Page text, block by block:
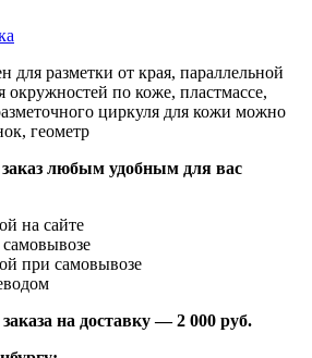
для разметки от края, параллельной
окружностей по коже, пластмассе,
циркуля для кожи можно
геометр
любым удобным для вас
на сайте
при самовывозе
на доставку — 2 000 руб.